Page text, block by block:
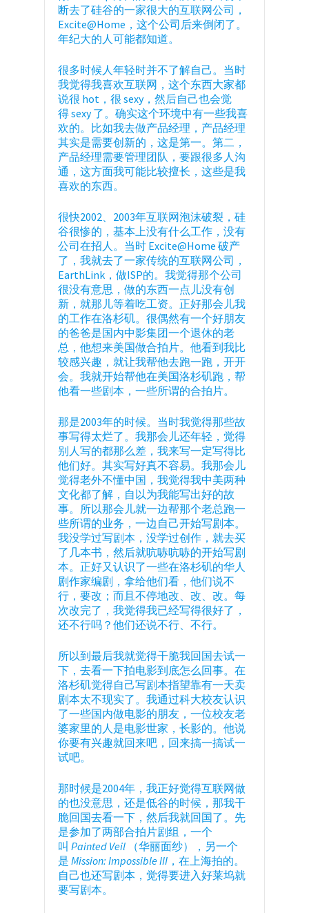
断去了硅谷的一家很大的互联网公司，
Excite@Home，这个公司后来倒闭了。
年纪大的人可能都知道。
很多时候人年轻时并不了解自己。当时
我觉得我喜欢互联网，这个东西大家都
说很 hot，很 sexy，然后自己也会觉
得 sexy 了。确实这个环境中有一些我喜
欢的。比如我去做产品经理，产品经理
其实是需要创新的，这是第一。第二，
产品经理需要管理团队，要跟很多人沟
通，这方面我可能比较擅长，这些是我
喜欢的东西。
很快2002、2003年互联网泡沫破裂，硅
谷很惨的，基本上没有什么工作，没有
公司在招人。当时 Excite@Home 破产
了，我就去了一家传统的互联网公司，
EarthLink，做ISP的。我觉得那个公司
很没有意思，做的东西一点儿没有创
新，就那儿等着吃工资。正好那会儿我
的工作在洛杉矶。很偶然有一个好朋友
的爸爸是国内中影集团一个退休的老
总，他想来美国做合拍片。他看到我比
较感兴趣，就让我帮他去跑一跑，开开
会。我就开始帮他在美国洛杉矶跑，帮
他看一些剧本，一些所谓的合拍片。
那是2003年的时候。当时我觉得那些故
事写得太烂了。我那会儿还年轻，觉得
别人写的都那么差，我来写一定写得比
他们好。其实写好真不容易。我那会儿
觉得老外不懂中国，我觉得我中美两种
文化都了解，自以为我能写出好的故
事。所以那会儿就一边帮那个老总跑一
些所谓的业务，一边自己开始写剧本。
我没学过写剧本，没学过创作，就去买
了几本书，然后就吭哧吭哧的开始写剧
本。正好又认识了一些在洛杉矶的华人
剧作家编剧，拿给他们看，他们说不
行，要改；而且不停地改、改、改。每
次改完了，我觉得我已经写得很好了，
还不行吗？他们还说不行、不行。
所以到最后我就觉得干脆我回国去试一
下，去看一下拍电影到底怎么回事。在
洛杉矶觉得自己写剧本指望靠有一天卖
剧本太不现实了。我通过科大校友认识
了一些国内做电影的朋友，一位校友老
婆家里的人是电影世家，长影的。他说
你要有兴趣就回来吧，回来搞一搞试一
试吧。
那时候是2004年，我正好觉得互联网做
的也没意思，还是低谷的时候，那我干
脆回国去看一下，然后我就回国了。先
是参加了两部合拍片剧组，一个
叫 Painted Veil （华丽面纱），另一个
是 Mission: ImpossibleIII ，在上海拍的。
自己也还写剧本，觉得要进入好莱坞就
要写剧本。